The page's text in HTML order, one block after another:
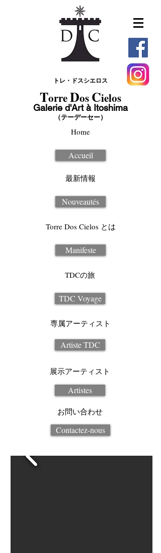
トレ・ドスシエロス
TorreDos Cielos
Galerie d'Art à Itoshima
（テーデーセー）
Home
Accueil
最新情報
Nouveautés
Torre Dos Cielos とは
Manifeste
TDCの旅
TDC Voyage
専属アーティスト
Artiste TDC
展示アーティスト
Artistes
お問い合わせ
Contactez-nous